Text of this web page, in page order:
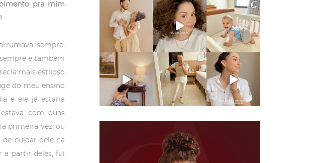
pra mim
sempre,
e também
mais estiloso
do meu ensino
e ele já estaria
com duas
primeira vez, ou
cuidar dele na
a partir deles, fui